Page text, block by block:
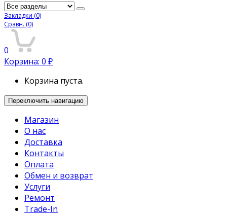
Закладки (0)
Сравн. (0)
0
Корзина: 0 ₽
Корзина пуста.
Переключить навигацию
Магазин
О нас
Доставка
Контакты
Оплата
Обмен и возврат
Услуги
Ремонт
Trade-In